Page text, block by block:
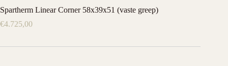
Spartherm Linear Corner 58x39x51 (vaste greep)
€4.725,00